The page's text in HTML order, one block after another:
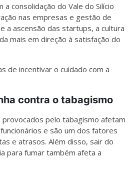
consolidação do Vale do Silício
nas empresas e gestão de
a ascensão das startups, a cultura
mais em direção à satisfação do
de incentivar o cuidado com a
contra o tabagismo
pelo tabagismo afetam
e são um dos fatores
e atrasos. Além disso, sair do
para fumar também afeta a